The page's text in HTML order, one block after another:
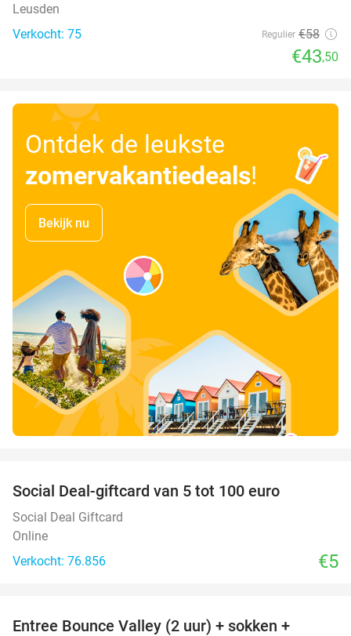
Leusden
Verkocht: 75
Regulier €58
€43,50
Ontdek de leukste
zomervakantiedeals!
Bekijk nu
Social Deal-giftcard van 5 tot 100 euro
Social Deal Giftcard
Online
Verkocht: 76.856
€5
Entree Bounce Valley (2 uur) + sokken +